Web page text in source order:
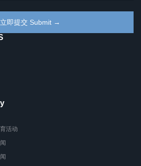
活动